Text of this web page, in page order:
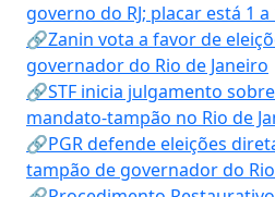
governo do RJ; placar está 1 a
🔗Zanin vota a favor de
governador do Rio de Janeiro
🔗STF inicia julgamento
mandato-tampão no Rio de
🔗PGR defende eleições
tampão de governador do